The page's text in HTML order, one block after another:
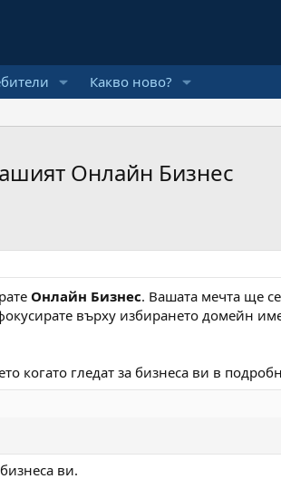
Какво ново?
Онлайн Бизнес
Онлайн Бизнес. Вашата мечта ще
върху избирането домейн
когато гледат за бизнеса ви в
ви.